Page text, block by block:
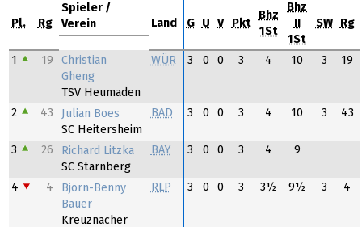
Pl. Rg
Spieler
Verein
Land G U V Pkt
Bhz
1St
Bhz
1St
SW Rg
1 19
Christian
Gheng
TSV Heumaden
WÜR 3 0 0 3 4 10 3 19
2 43
Julian Boes
SC Heitersheim
BAD 3 0 0 3 4 10 3 43
3 26
Richard Litzka
SC Starnberg
BAY 3 0 0 3 4 9
4 4
Björn-Benny
Bauer
Kreuznacher
RLP 3 0 0 3 3½ 9½ 3 4